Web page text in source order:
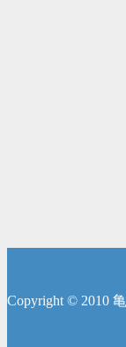
Copyright © 2010